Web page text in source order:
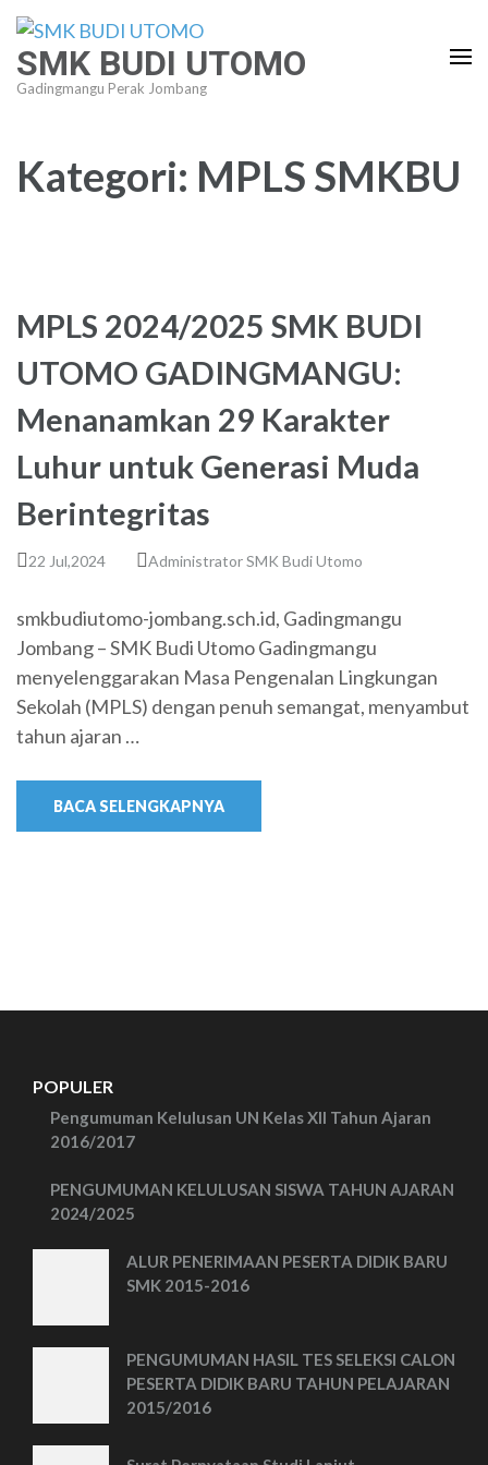
Lompat
konten
(Tekan
SMK BUDI UTOMO
Gadingmangu Perak Jombang
Kategori: MPLS SMKBU
MPLS 2024/2025 SMK BUDI
UTOMO GADINGMANGU:
Menanamkan 29 Karakter
Luhur untuk Generasi Muda
Berintegritas
22 Jul,2024 Administrator SMK Budi Utomo
smkbudiutomo-jombang.sch.id, Gadingmangu
Jombang – SMK Budi Utomo Gadingmangu
menyelenggarakan Masa Pengenalan Lingkungan
Sekolah (MPLS) dengan penuh semangat, menyambut
tahun ajaran …
BACA SELENGKAPNYA
POPULER
Pengumuman Kelulusan UN Kelas XII Tahun Ajaran
2016/2017
PENGUMUMAN KELULUSAN SISWA TAHUN AJARAN
2024/2025
ALUR PENERIMAAN PESERTA DIDIK BARU
SMK 2015-2016
PENGUMUMAN HASIL TES SELEKSI CALON
PESERTA DIDIK BARU TAHUN PELAJARAN
2015/2016